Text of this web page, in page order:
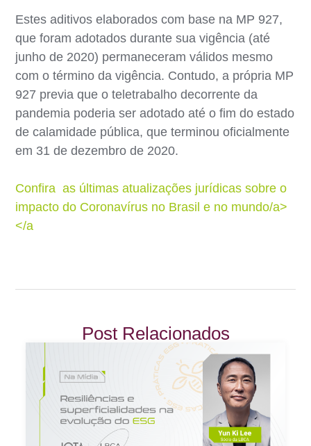
Estes aditivos elaborados com base na MP 927,
que foram adotados durante sua vigência (até
junho de 2020) permaneceram válidos mesmo
com o término da vigência. Contudo, a própria MP
927 previa que o teletrabalho decorrente da
pandemia poderia ser adotado até o fim do estado
de calamidade pública, que terminou oficialmente
em 31 de dezembro de 2020.
Confira as últimas atualizações jurídicas sobre o
impacto do Coronavírus no Brasil e no mundo/a>
</a
Post Relacionados